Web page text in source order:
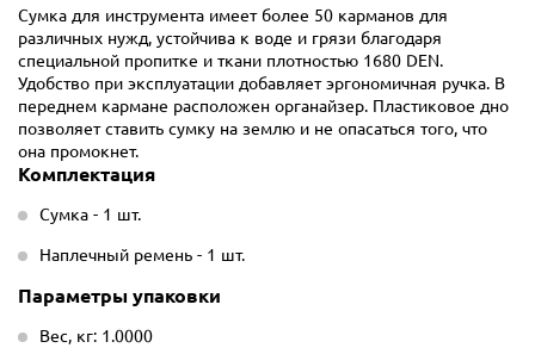
Сумка для инструмента имеет более 50 карманов для
различных нужд, устойчива к воде и грязи благодаря
специальной пропитке и ткани плотностью 1680 DEN.
Удобство при эксплуатации добавляет эргономичная ручка. В
переднем кармане расположен органайзер. Пластиковое дно
позволяет ставить сумку на землю и не опасаться того, что
она промокнет.
Комплектация
Сумка - 1 шт.
Наплечный ремень - 1 шт.
Параметры упаковки
Вес, кг: 1.0000